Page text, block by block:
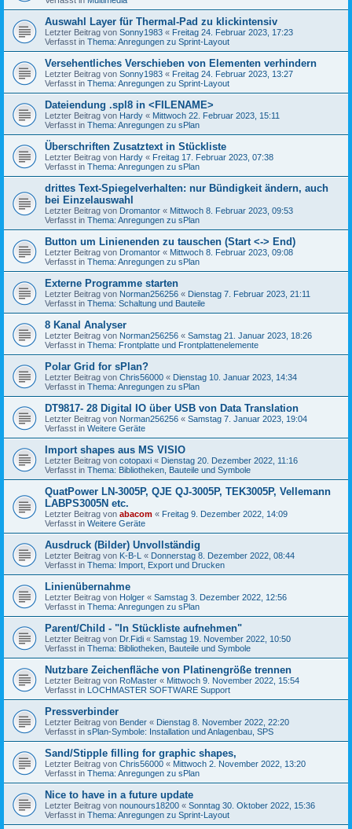
Auswahl Layer für Thermal-Pad zu klickintensiv
Letzter Beitrag von Sonny1983 « Freitag 24. Februar 2023, 17:23
Verfasst in Thema: Anregungen zu Sprint-Layout
Versehentliches Verschieben von Elementen verhindern
Letzter Beitrag von Sonny1983 « Freitag 24. Februar 2023, 13:27
Verfasst in Thema: Anregungen zu Sprint-Layout
Dateiendung .spl8 in <FILENAME>
Letzter Beitrag von Hardy « Mittwoch 22. Februar 2023, 15:11
Verfasst in Thema: Anregungen zu sPlan
Überschriften Zusatztext in Stückliste
Letzter Beitrag von Hardy « Freitag 17. Februar 2023, 07:38
Verfasst in Thema: Anregungen zu sPlan
drittes Text-Spiegelverhalten: nur Bündigkeit ändern, auch
bei Einzelauswahl
Letzter Beitrag von Dromantor « Mittwoch 8. Februar 2023, 09:53
Verfasst in Thema: Anregungen zu sPlan
Button um Linienenden zu tauschen (Start <-> End)
Letzter Beitrag von Dromantor « Mittwoch 8. Februar 2023, 09:08
Verfasst in Thema: Anregungen zu sPlan
Externe Programme starten
Letzter Beitrag von Norman256256 « Dienstag 7. Februar 2023, 21:11
Verfasst in Thema: Schaltung und Bauteile
8 Kanal Analyser
Letzter Beitrag von Norman256256 « Samstag 21. Januar 2023, 18:26
Verfasst in Thema: Frontplatte und Frontplattenelemente
Polar Grid for sPlan?
Letzter Beitrag von Chris56000 « Dienstag 10. Januar 2023, 14:34
Verfasst in Thema: Anregungen zu sPlan
DT9817- 28 Digital IO über USB von Data Translation
Letzter Beitrag von Norman256256 « Samstag 7. Januar 2023, 19:04
Verfasst in Weitere Geräte
Import shapes aus MS VISIO
Letzter Beitrag von cotopaxi « Dienstag 20. Dezember 2022, 11:16
Verfasst in Thema: Bibliotheken, Bauteile und Symbole
QuatPower LN-3005P, QJE QJ-3005P, TEK3005P, Vellemann
LABPS3005N etc.
Letzter Beitrag von abacom « Freitag 9. Dezember 2022, 14:09
Verfasst in Weitere Geräte
Ausdruck (Bilder) Unvollständig
Letzter Beitrag von K-B-L « Donnerstag 8. Dezember 2022, 08:44
Verfasst in Thema: Import, Export und Drucken
Linienübernahme
Letzter Beitrag von Holger « Samstag 3. Dezember 2022, 12:56
Verfasst in Thema: Anregungen zu sPlan
Parent/Child - "In Stückliste aufnehmen"
Letzter Beitrag von Dr.Fidi « Samstag 19. November 2022, 10:50
Verfasst in Thema: Bibliotheken, Bauteile und Symbole
Nutzbare Zeichenfläche von Platinengröße trennen
Letzter Beitrag von RoMaster « Mittwoch 9. November 2022, 15:54
Verfasst in LOCHMASTER SOFTWARE Support
Pressverbinder
Letzter Beitrag von Bender « Dienstag 8. November 2022, 22:20
Verfasst in sPlan-Symbole: Installation und Anlagenbau, SPS
Sand/Stipple filling for graphic shapes,
Letzter Beitrag von Chris56000 « Mittwoch 2. November 2022, 13:20
Verfasst in Thema: Anregungen zu sPlan
Nice to have in a future update
Letzter Beitrag von nounours18200 « Sonntag 30. Oktober 2022, 15:36
Verfasst in Thema: Anregungen zu Sprint-Layout